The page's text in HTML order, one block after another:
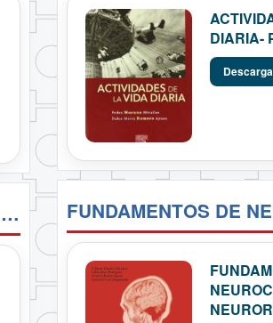
EL ANÁLISIS Y LA ADAPTACIÓN DE LA ACTIVIDAD. TERAPIA OCUPACIONAL
DIARIA-